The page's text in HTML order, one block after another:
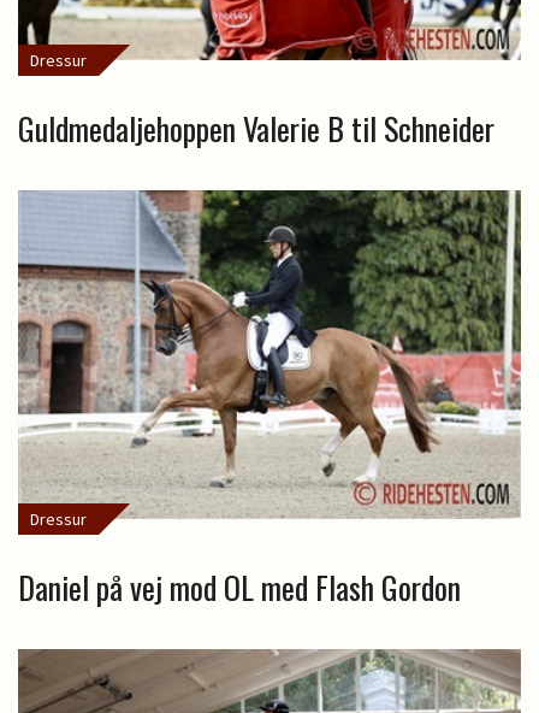
Dressur
Guldmedaljehoppen Valerie B til Schneider
Dressur
Daniel på vej mod OL med Flash Gordon